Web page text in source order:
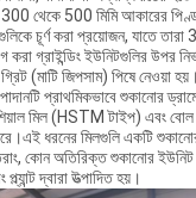
থেকে 500 মিমি আকারের পিণ্ড
চূর্ণ করা প্রয়োজন, যাতে তারা
গ্রাইন্ডিং ইউনিটগুলির উপর
(মাটি জিপসাম) পিষে নেওয়া
প্রাথমিকভাবে শুকানোর
মিল (HSTM টাইপ) এবং
ধরনের মিলগুলি একটি
কোন অতিরিক্ত শুকানোর
দ্বারা উত্পাদিত হয়।